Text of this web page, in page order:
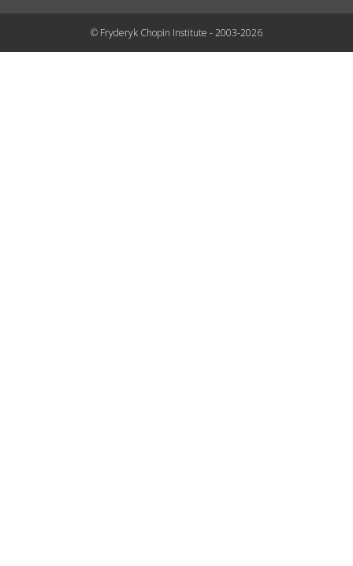
© Fryderyk Chopin Institute - 2003-2026